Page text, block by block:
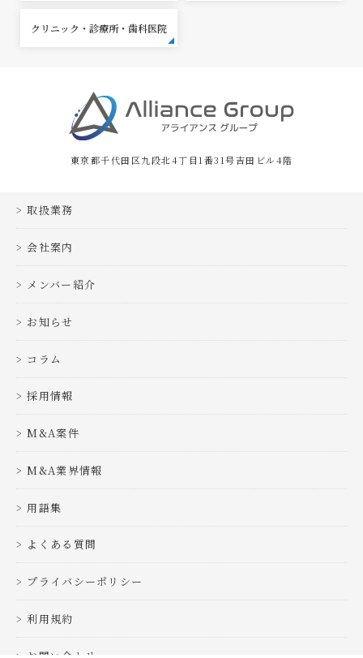
クリニック・診療所・歯科医院
東京都千代田区九段北4丁目1番31号吉田ビル4階
取扱業務
会社案内
メンバー紹介
お知らせ
コラム
採用情報
M&A案件
M&A業界情報
用語集
よくある質問
プライバシーポリシー
利用規約